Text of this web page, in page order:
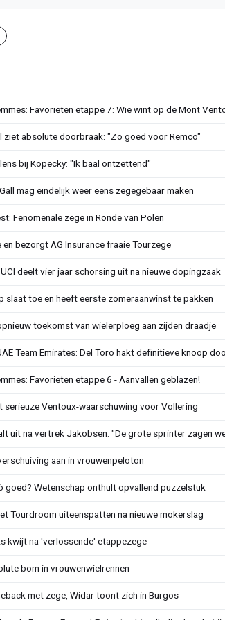
Favorieten etappe 7: Wie wint op de Mont
ziet absolute doorbraak: "Zo goed voor Remco"
bij Kopecky: "Ik baal ontzettend"
mag eindelijk weer eens zegegebaar maken
Fenomenale zege in Ronde van Polen
bezorgt AG Insurance fraaie Tourzege
deelt vier jaar schorsing uit na nieuwe dopingzaak
slaat toe en heeft eerste zomeraanwinst te pakken
toekomst van wielerploeg aan zijden draadje
Team Emirates: Del Toro hakt definitieve knoop
Favorieten etappe 6 - Aanvallen geblazen!
serieuze Ventoux-waarschuwing voor Vollering
uit na vertrek Jakobsen: "De grote sprinter zagen
aan in vrouwenpeloton
goed? Wetenschap onthult opvallend puzzelstuk
Tourdroom uiteenspatten na nieuwe mokerslag
kwijt na 'verlossende' etappezege
bom in vrouwenwielrennen
met zege, Widar toont zich in Burgos